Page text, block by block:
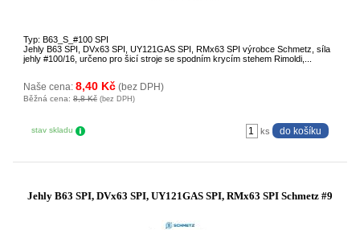
Typ: B63_S_#100 SPI
Jehly B63 SPI, DVx63 SPI, UY121GAS SPI, RMx63 SPI výrobce Schmetz, síla
jehly #100/16, určeno pro šicí stroje se spodním krycím stehem Rimoldi,...
Naše cena: 8,40 Kč (bez DPH)
Běžná cena: 8,8 Kč (bez DPH)
stav skladu ks
Jehly B63 SPI, DVx63 SPI, UY121GAS SPI, RMx63 SPI Schmetz #9